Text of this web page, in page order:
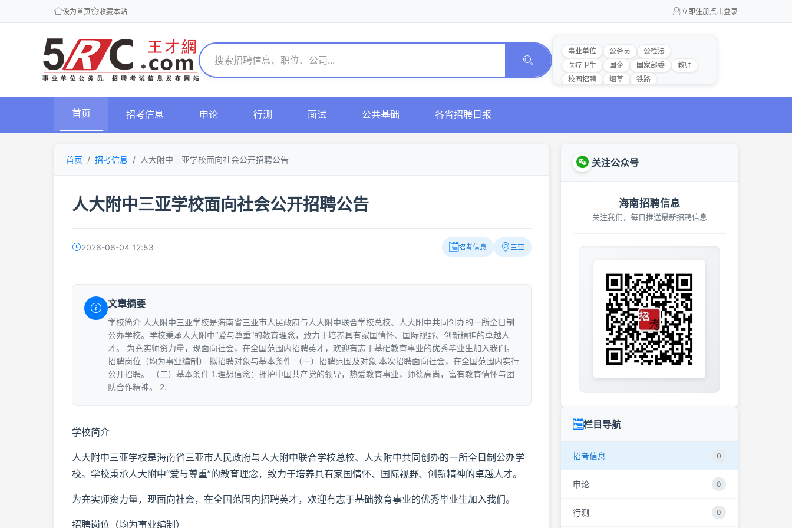
设为首页 收藏本站 立即注册点击登录
事业单位 公务员
公检法
医疗卫生
国企 国家部委
教师
校园招聘
烟草 铁路
首页 招考信息 申论 行测 面试 公共基础 各省招聘日报
首页 招考信息 人大附中三亚学校面向社会公开招聘公告
人大附中三亚学校面向社会公开招聘公告
2026-06-04 12:53 招考信息 三亚
文章摘要
学校简介 人大附中三亚学校是海南省三亚市人民政府与人大附中联合学校总校、人大附中共同创办的一所全日制
公办学校。学校秉承人大附中“爱与尊重”的教育理念，致力于培养具有家国情怀、国际视野、创新精神的卓越人
才。 为充实师资力量，现面向社会，在全国范围内招聘英才，欢迎有志于基础教育事业的优秀毕业生加入我们。
招聘岗位（均为事业编制） 拟招聘对象与基本条件 （一）招聘范围及对象 本次招聘面向社会，在全国范围内实行
公开招聘。 （二）基本条件 1.理想信念：拥护中国共产党的领导，热爱教育事业，师德高尚，富有教育情怀与团
队合作精神。 2.
学校简介
人大附中三亚学校是海南省三亚市人民政府与人大附中联合学校总校、人大附中共同创办的一所全日制公办学
校。学校秉承人大附中“爱与尊重”的教育理念，致力于培养具有家国情怀、国际视野、创新精神的卓越人才。
为充实师资力量，现面向社会，在全国范围内招聘英才，欢迎有志于基础教育事业的优秀毕业生加入我们。
招聘岗位（均为事业编制）
关注公众号
海南招聘信息
关注我们，每日推送最新招聘信息
栏目导航
招考信息 0
申论 0
行测 0